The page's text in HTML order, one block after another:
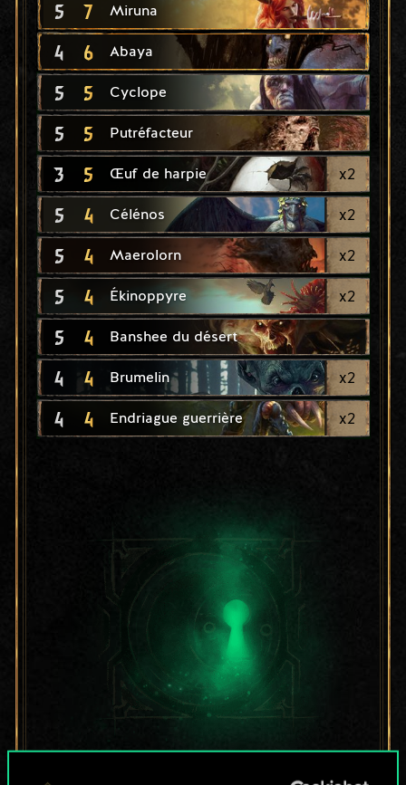
5 7 Miruna
4 6 Abaya
5 5 Cyclope
5 5 Putréfacteur
3 5 Œuf de harpie x2
5 4 Célénos x2
5 4 Maerolorn x2
5 4 Ékinoppyre x2
5 4 Banshee du désert
4 4 Brumelin x2
4 4 Endriague guerrière x2
Pour l'instant, ce